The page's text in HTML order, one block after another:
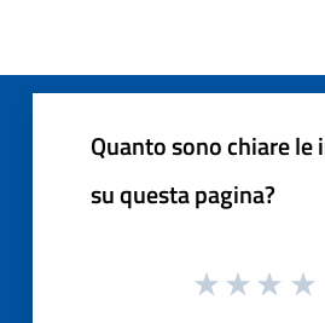
Quanto sono chiare
su questa pagina?